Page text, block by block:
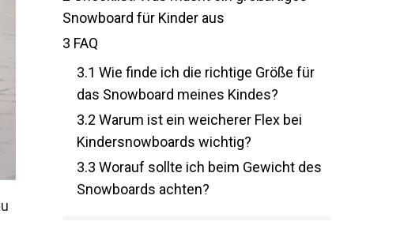
Snowboard für Kinder aus
FAQ
3.1Wie finde ich die richtige Größe für
das Snowboard meines Kindes?
3.2Warum ist ein weicherer Flex bei
Kindersnowboards wichtig?
3.3Worauf sollte ich beim Gewicht des
Snowboards achten?